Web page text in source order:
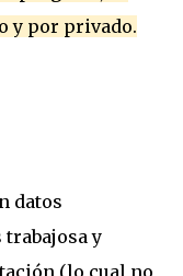
y por privado.
datos
trabajosa y
(lo cual no